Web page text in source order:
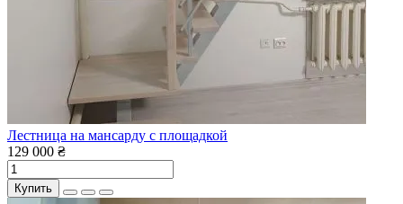
Лестница на мансарду с площадкой
129 000 ₴
Купить